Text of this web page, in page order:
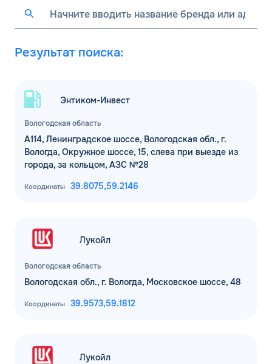
Результат поиска:
Вологодская область
Энтиком-Инвест
А114, Ленинградское шоссе, Вологодская обл., г.
Вологда, Окружное шоссе, 15, слева при выезде из
города, за кольцом, АЗС №28
Координаты 39.8075,59.2146
Вологодская область
Лукойл
Вологодская обл., г. Вологда, Московское шоссе, 48
Координаты 39.9573,59.1812
Лукойл